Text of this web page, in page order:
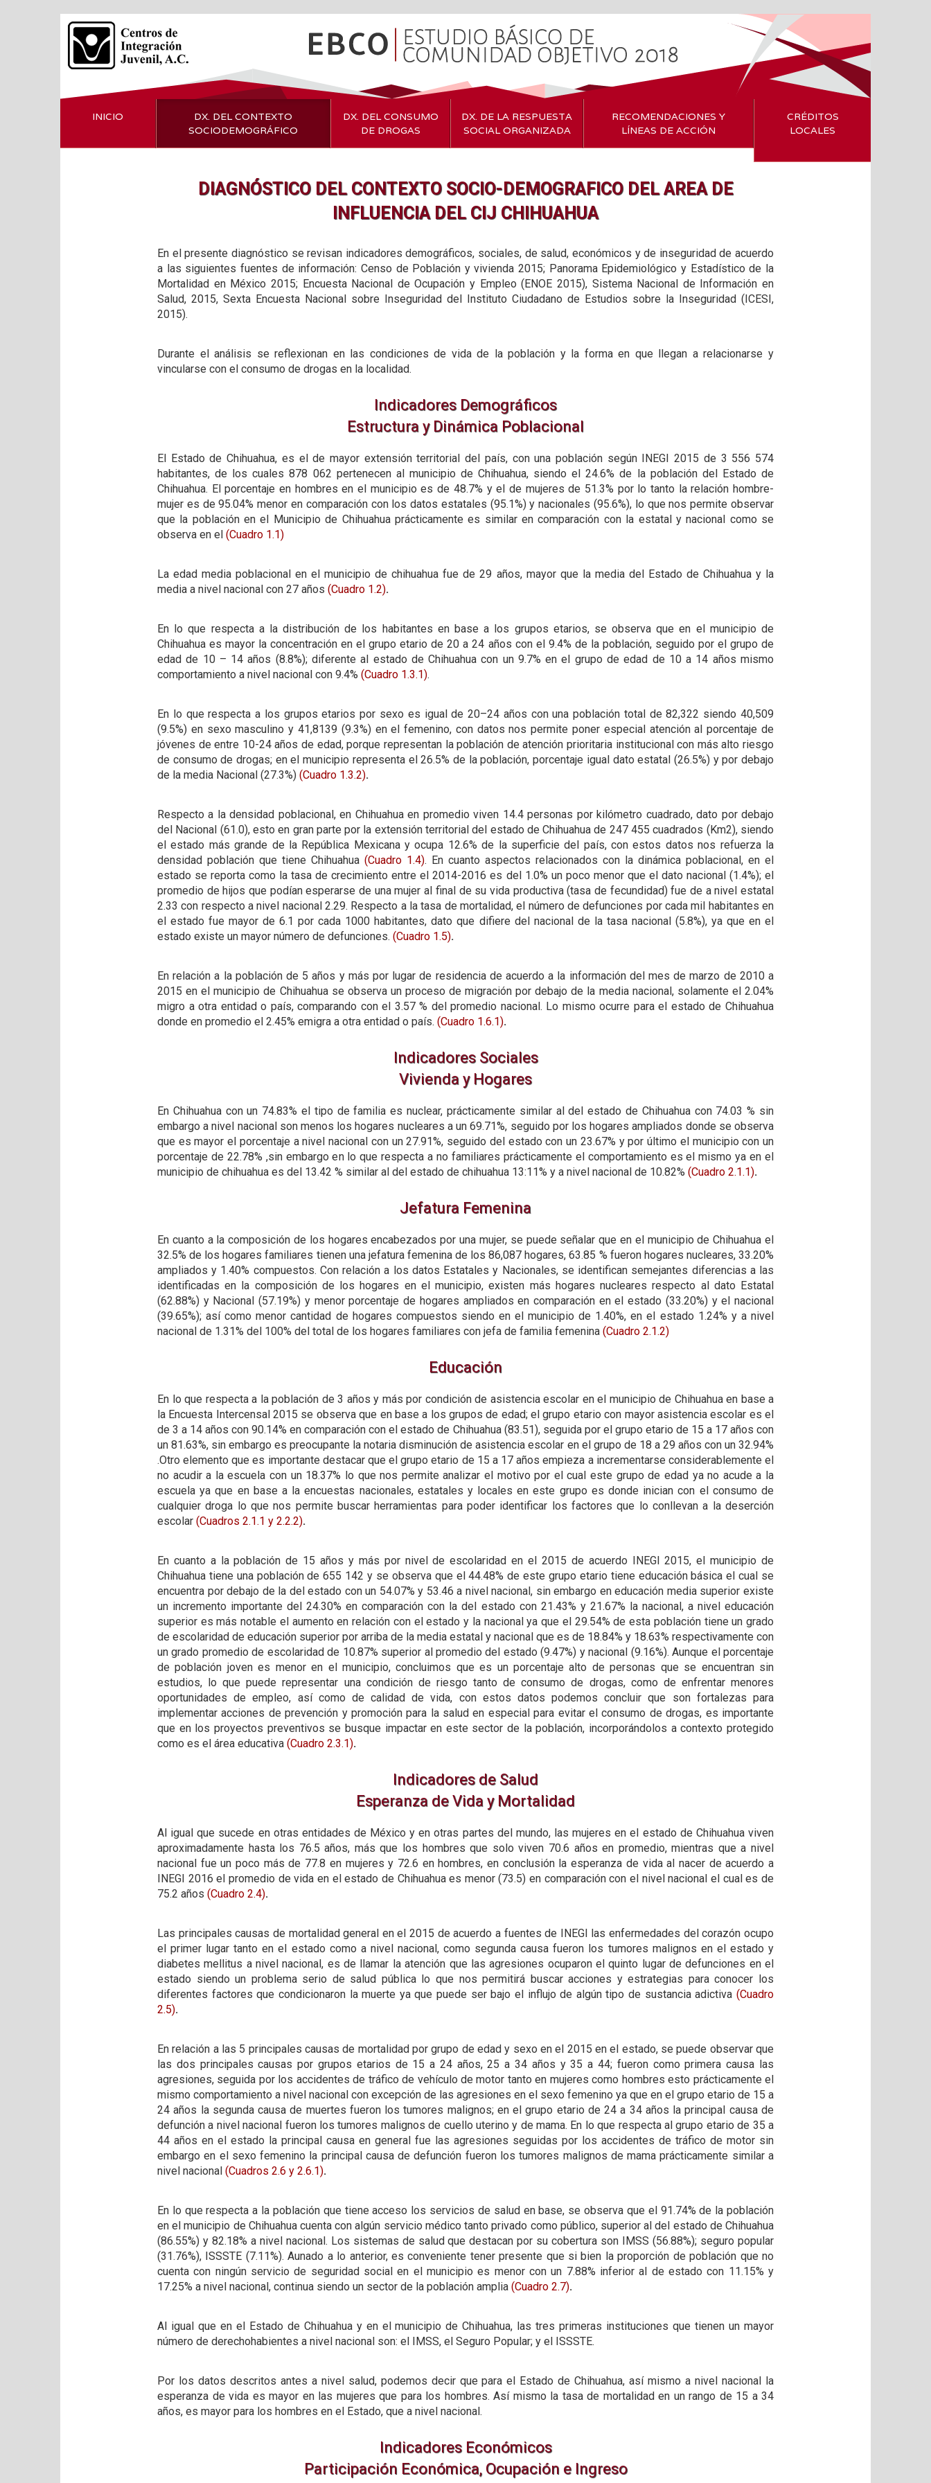
INICIO
DX. DEL CONTEXTO
SOCIODEMOGRÁFICO
DX. DEL CONSUMO
DE DROGAS
DX. DE LA RESPUESTA
SOCIAL ORGANIZADA
RECOMENDACIONES Y
LÍNEAS DE ACCIÓN
CRÉDITOS
LOCALES
DIAGNÓSTICO DEL CONTEXTO SOCIO-DEMOGRAFICO DEL AREA DE
INFLUENCIA DEL CIJ CHIHUAHUA
En el presente diagnóstico se revisan indicadores demográficos, sociales, de salud, económicos y de inseguridad de acuerdo
a las siguientes fuentes de información: Censo de Población y vivienda 2015; Panorama Epidemiológico y Estadístico de la
Mortalidad en México 2015; Encuesta Nacional de Ocupación y Empleo (ENOE 2015), Sistema Nacional de Información en
Salud, 2015, Sexta Encuesta Nacional sobre Inseguridad del Instituto Ciudadano de Estudios sobre la Inseguridad (ICESI,
2015).
Durante el análisis se reflexionan en las condiciones de vida de la población y la forma en que llegan a relacionarse y
vincularse con el consumo de drogas en la localidad.
Indicadores Demográficos
Estructura y Dinámica Poblacional
El Estado de Chihuahua, es el de mayor extensión territorial del país, con una población según INEGI 2015 de 3 556 574
habitantes, de los cuales 878 062 pertenecen al municipio de Chihuahua, siendo el 24.6% de la población del Estado de
Chihuahua. El porcentaje en hombres en el municipio es de 48.7% y el de mujeres de 51.3% por lo tanto la relación hombre-
mujer es de 95.04% menor en comparación con los datos estatales (95.1%) y nacionales (95.6%), lo que nos permite observar
que la población en el Municipio de Chihuahua prácticamente es similar en comparación con la estatal y nacional como se
observa en el (Cuadro 1.1)
La edad media poblacional en el municipio de chihuahua fue de 29 años, mayor que la media del Estado de Chihuahua y la
media a nivel nacional con 27 años (Cuadro 1.2).
En lo que respecta a la distribución de los habitantes en base a los grupos etarios, se observa que en el municipio de
Chihuahua es mayor la concentración en el grupo etario de 20 a 24 años con el 9.4% de la población, seguido por el grupo de
edad de 10 – 14 años (8.8%); diferente al estado de Chihuahua con un 9.7% en el grupo de edad de 10 a 14 años mismo
comportamiento a nivel nacional con 9.4% (Cuadro 1.3.1).
En lo que respecta a los grupos etarios por sexo es igual de 20–24 años con una población total de 82,322 siendo 40,509
(9.5%) en sexo masculino y 41,8139 (9.3%) en el femenino, con datos nos permite poner especial atención al porcentaje de
jóvenes de entre 10-24 años de edad, porque representan la población de atención prioritaria institucional con más alto riesgo
de consumo de drogas; en el municipio representa el 26.5% de la población, porcentaje igual dato estatal (26.5%) y por debajo
de la media Nacional (27.3%) (Cuadro 1.3.2).
Respecto a la densidad poblacional, en Chihuahua en promedio viven 14.4 personas por kilómetro cuadrado, dato por debajo
del Nacional (61.0), esto en gran parte por la extensión territorial del estado de Chihuahua de 247 455 cuadrados (Km2), siendo
el estado más grande de la República Mexicana y ocupa 12.6% de la superficie del país, con estos datos nos refuerza la
densidad población que tiene Chihuahua (Cuadro 1.4). En cuanto aspectos relacionados con la dinámica poblacional, en el
estado se reporta como la tasa de crecimiento entre el 2014-2016 es del 1.0% un poco menor que el dato nacional (1.4%); el
promedio de hijos que podían esperarse de una mujer al final de su vida productiva (tasa de fecundidad) fue de a nivel estatal
2.33 con respecto a nivel nacional 2.29. Respecto a la tasa de mortalidad, el número de defunciones por cada mil habitantes en
el estado fue mayor de 6.1 por cada 1000 habitantes, dato que difiere del nacional de la tasa nacional (5.8%), ya que en el
estado existe un mayor número de defunciones. (Cuadro 1.5).
En relación a la población de 5 años y más por lugar de residencia de acuerdo a la información del mes de marzo de 2010 a
2015 en el municipio de Chihuahua se observa un proceso de migración por debajo de la media nacional, solamente el 2.04%
migro a otra entidad o país, comparando con el 3.57 % del promedio nacional. Lo mismo ocurre para el estado de Chihuahua
donde en promedio el 2.45% emigra a otra entidad o país. (Cuadro 1.6.1).
Indicadores Sociales
Vivienda y Hogares
En Chihuahua con un 74.83% el tipo de familia es nuclear, prácticamente similar al del estado de Chihuahua con 74.03 % sin
embargo a nivel nacional son menos los hogares nucleares a un 69.71%, seguido por los hogares ampliados donde se observa
que es mayor el porcentaje a nivel nacional con un 27.91%, seguido del estado con un 23.67% y por último el municipio con un
porcentaje de 22.78% ,sin embargo en lo que respecta a no familiares prácticamente el comportamiento es el mismo ya en el
municipio de chihuahua es del 13.42 % similar al del estado de chihuahua 13:11% y a nivel nacional de 10.82% (Cuadro 2.1.1).
Jefatura Femenina
En cuanto a la composición de los hogares encabezados por una mujer, se puede señalar que en el municipio de Chihuahua el
32.5% de los hogares familiares tienen una jefatura femenina de los 86,087 hogares, 63.85 % fueron hogares nucleares, 33.20%
ampliados y 1.40% compuestos. Con relación a los datos Estatales y Nacionales, se identifican semejantes diferencias a las
identificadas en la composición de los hogares en el municipio, existen más hogares nucleares respecto al dato Estatal
(62.88%) y Nacional (57.19%) y menor porcentaje de hogares ampliados en comparación en el estado (33.20%) y el nacional
(39.65%); así como menor cantidad de hogares compuestos siendo en el municipio de 1.40%, en el estado 1.24% y a nivel
nacional de 1.31% del 100% del total de los hogares familiares con jefa de familia femenina (Cuadro 2.1.2)
Educación
En lo que respecta a la población de 3 años y más por condición de asistencia escolar en el municipio de Chihuahua en base a
la Encuesta Intercensal 2015 se observa que en base a los grupos de edad; el grupo etario con mayor asistencia escolar es el
de 3 a 14 años con 90.14% en comparación con el estado de Chihuahua (83.51), seguida por el grupo etario de 15 a 17 años con
un 81.63%, sin embargo es preocupante la notaria disminución de asistencia escolar en el grupo de 18 a 29 años con un 32.94%
.Otro elemento que es importante destacar que el grupo etario de 15 a 17 años empieza a incrementarse considerablemente el
no acudir a la escuela con un 18.37% lo que nos permite analizar el motivo por el cual este grupo de edad ya no acude a la
escuela ya que en base a la encuestas nacionales, estatales y locales en este grupo es donde inician con el consumo de
cualquier droga lo que nos permite buscar herramientas para poder identificar los factores que lo conllevan a la deserción
escolar (Cuadros 2.1.1 y 2.2.2).
En cuanto a la población de 15 años y más por nivel de escolaridad en el 2015 de acuerdo INEGI 2015, el municipio de
Chihuahua tiene una población de 655 142 y se observa que el 44.48% de este grupo etario tiene educación básica el cual se
encuentra por debajo de la del estado con un 54.07% y 53.46 a nivel nacional, sin embargo en educación media superior existe
un incremento importante del 24.30% en comparación con la del estado con 21.43% y 21.67% la nacional, a nivel educación
superior es más notable el aumento en relación con el estado y la nacional ya que el 29.54% de esta población tiene un grado
de escolaridad de educación superior por arriba de la media estatal y nacional que es de 18.84% y 18.63% respectivamente con
un grado promedio de escolaridad de 10.87% superior al promedio del estado (9.47%) y nacional (9.16%). Aunque el porcentaje
de población joven es menor en el municipio, concluimos que es un porcentaje alto de personas que se encuentran sin
estudios, lo que puede representar una condición de riesgo tanto de consumo de drogas, como de enfrentar menores
oportunidades de empleo, así como de calidad de vida, con estos datos podemos concluir que son fortalezas para
implementar acciones de prevención y promoción para la salud en especial para evitar el consumo de drogas, es importante
que en los proyectos preventivos se busque impactar en este sector de la población, incorporándolos a contexto protegido
como es el área educativa (Cuadro 2.3.1).
Indicadores de Salud
Esperanza de Vida y Mortalidad
Al igual que sucede en otras entidades de México y en otras partes del mundo, las mujeres en el estado de Chihuahua viven
aproximadamente hasta los 76.5 años, más que los hombres que solo viven 70.6 años en promedio, mientras que a nivel
nacional fue un poco más de 77.8 en mujeres y 72.6 en hombres, en conclusión la esperanza de vida al nacer de acuerdo a
INEGI 2016 el promedio de vida en el estado de Chihuahua es menor (73.5) en comparación con el nivel nacional el cual es de
75.2 años (Cuadro 2.4).
Las principales causas de mortalidad general en el 2015 de acuerdo a fuentes de INEGI las enfermedades del corazón ocupo
el primer lugar tanto en el estado como a nivel nacional, como segunda causa fueron los tumores malignos en el estado y
diabetes mellitus a nivel nacional, es de llamar la atención que las agresiones ocuparon el quinto lugar de defunciones en el
estado siendo un problema serio de salud pública lo que nos permitirá buscar acciones y estrategias para conocer los
diferentes factores que condicionaron la muerte ya que puede ser bajo el influjo de algún tipo de sustancia adictiva (Cuadro
2.5).
En relación a las 5 principales causas de mortalidad por grupo de edad y sexo en el 2015 en el estado, se puede observar que
las dos principales causas por grupos etarios de 15 a 24 años, 25 a 34 años y 35 a 44; fueron como primera causa las
agresiones, seguida por los accidentes de tráfico de vehículo de motor tanto en mujeres como hombres esto prácticamente el
mismo comportamiento a nivel nacional con excepción de las agresiones en el sexo femenino ya que en el grupo etario de 15 a
24 años la segunda causa de muertes fueron los tumores malignos; en el grupo etario de 24 a 34 años la principal causa de
defunción a nivel nacional fueron los tumores malignos de cuello uterino y de mama. En lo que respecta al grupo etario de 35 a
44 años en el estado la principal causa en general fue las agresiones seguidas por los accidentes de tráfico de motor sin
embargo en el sexo femenino la principal causa de defunción fueron los tumores malignos de mama prácticamente similar a
nivel nacional (Cuadros 2.6 y 2.6.1).
En lo que respecta a la población que tiene acceso los servicios de salud en base, se observa que el 91.74% de la población
en el municipio de Chihuahua cuenta con algún servicio médico tanto privado como público, superior al del estado de Chihuahua
(86.55%) y 82.18% a nivel nacional. Los sistemas de salud que destacan por su cobertura son IMSS (56.88%); seguro popular
(31.76%), ISSSTE (7.11%). Aunado a lo anterior, es conveniente tener presente que si bien la proporción de población que no
cuenta con ningún servicio de seguridad social en el municipio es menor con un 7.88% inferior al de estado con 11.15% y
17.25% a nivel nacional, continua siendo un sector de la población amplia (Cuadro 2.7).
Al igual que en el Estado de Chihuahua y en el municipio de Chihuahua, las tres primeras instituciones que tienen un mayor
número de derechohabientes a nivel nacional son: el IMSS, el Seguro Popular; y el ISSSTE.
Por los datos descritos antes a nivel salud, podemos decir que para el Estado de Chihuahua, así mismo a nivel nacional la
esperanza de vida es mayor en las mujeres que para los hombres. Así mismo la tasa de mortalidad en un rango de 15 a 34
años, es mayor para los hombres en el Estado, que a nivel nacional.
Indicadores Económicos
Participación Económica, Ocupación e Ingreso